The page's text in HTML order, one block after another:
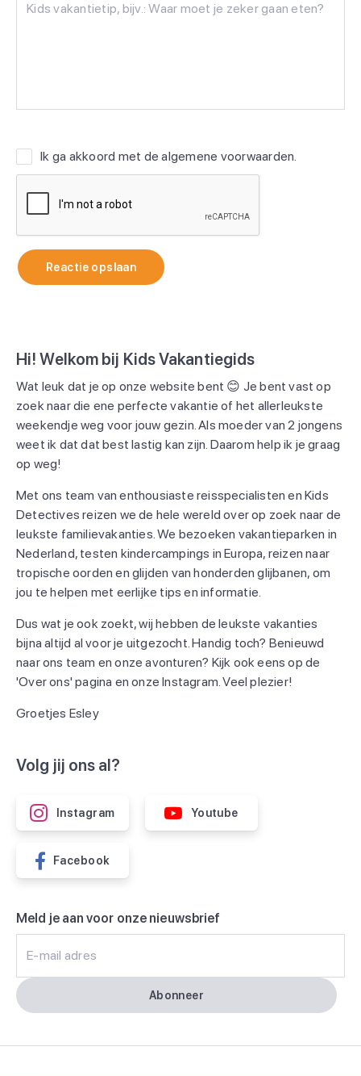
Ik ga akkoord met dealgemene voorwaarden.
Reactie opslaan
Hi! Welkom bij Kids Vakantiegids
Wat leuk dat je op onze website bent 😊 Je bent vast op
zoek naar die ene perfecte vakantie of het allerleukste
weekendje weg voor jouw gezin. Als moeder van 2 jongens
weet ik dat dat best lastig kan zijn. Daarom help ik je graag
op weg!
Met ons team van enthousiaste reisspecialisten en Kids
Detectives reizen we de hele wereld over op zoek naar de
leukste familievakanties. We bezoeken vakantieparken in
Nederland, testen kindercampings in Europa, reizen naar
tropische oorden en glijden van honderden glijbanen, om
jou te helpen met eerlijke tips en informatie.
Dus wat je ook zoekt, wij hebben de leukste vakanties
bijna altijd al voor je uitgezocht. Handig toch? Benieuwd
naar ons team en onze avonturen? Kijk ook eens op de
'Over ons' pagina en onze Instagram. Veel plezier!
Groetjes Esley
Volg jij ons al?
Instagram Youtube
Facebook
Meld je aan voor onze nieuwsbrief
E-mail adres
Abonneer